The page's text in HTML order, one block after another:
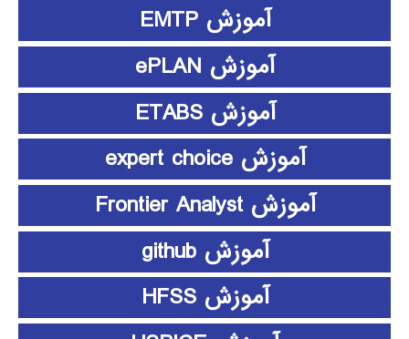
آموزش EMTP
آموزش ePLAN
آموزش ETABS
آموزش expert choice
آموزش Frontier Analyst
آموزش github
آموزش HFSS